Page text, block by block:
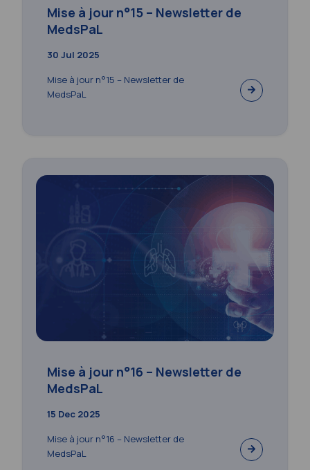
Mise à jour n°15 – Newsletter de
MedsPaL
30 Jul 2025
Mise à jour n°15 – Newsletter de
MedsPaL
Mise à jour n°16 – Newsletter de
MedsPaL
15 Dec 2025
Mise à jour n°16 – Newsletter de
MedsPaL